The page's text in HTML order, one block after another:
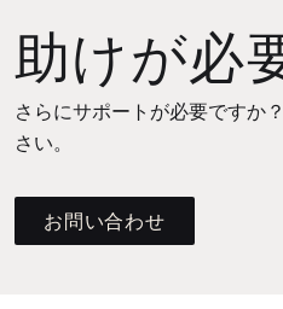
助けが必
さらにサポートが必要ですか
さい。
お問い合わせ